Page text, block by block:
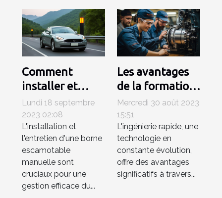
Comment
installer et
entretenir une
borne
escamotable
manuelle pour
la gestion du
trafic ?
Lundi 18 septembre
2023 02:08
L'installation et
l'entretien d'une borne
escamotable
manuelle sont
cruciaux pour une
gestion efficace du...
Les avantages
de la formation
en ingénierie
rapide
Mercredi 30 août 2023
15:51
L'ingénierie rapide, une
technologie en
constante évolution,
offre des avantages
significatifs à travers...